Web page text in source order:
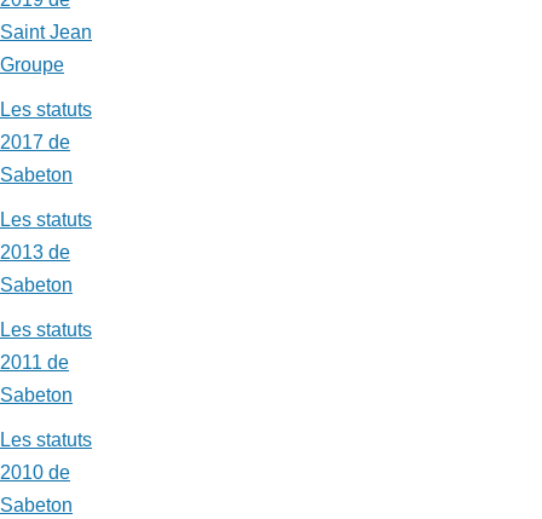
Saint Jean
Groupe
Les statuts
2017 de
Sabeton
Les statuts
2013 de
Sabeton
Les statuts
2011 de
Sabeton
Les statuts
2010 de
Sabeton